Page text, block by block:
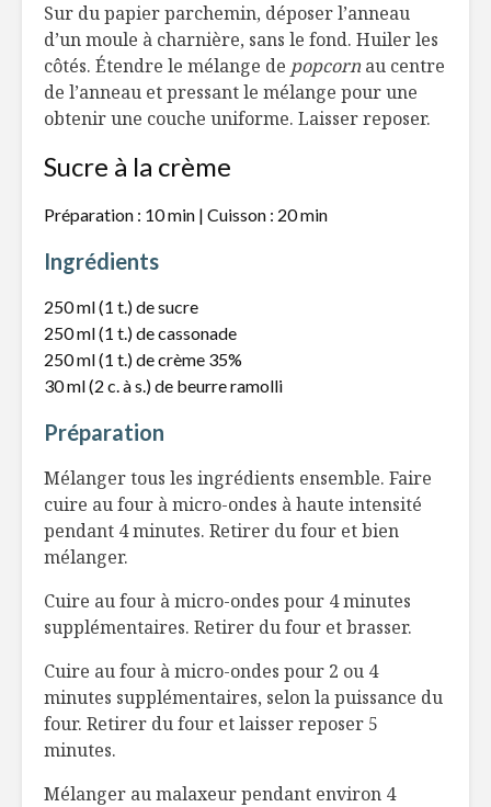
Sur du papier parchemin, déposer l’anneau
d’un moule à charnière, sans le fond. Huiler les
côtés. Étendre le mélange de popcorn au centre
de l’anneau et pressant le mélange pour une
obtenir une couche uniforme. Laisser reposer.
Sucre à la crème
Préparation : 10 min | Cuisson : 20 min
Ingrédients
250 ml (1 t.) de sucre
250 ml (1 t.) de cassonade
250 ml (1 t.) de crème 35%
30 ml (2 c. à s.) de beurre ramolli
Préparation
Mélanger tous les ingrédients ensemble. Faire
cuire au four à micro-ondes à haute intensité
pendant 4 minutes. Retirer du four et bien
mélanger.
Cuire au four à micro-ondes pour 4 minutes
supplémentaires. Retirer du four et brasser.
Cuire au four à micro-ondes pour 2 ou 4
minutes supplémentaires, selon la puissance du
four. Retirer du four et laisser reposer 5
minutes.
Mélanger au malaxeur pendant environ 4